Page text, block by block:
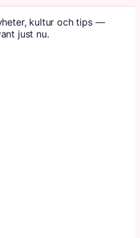
kultur och tips —
just nu.